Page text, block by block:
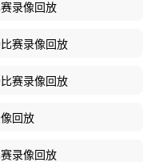
录像回放
赛录像回放
赛录像回放
回放
录像回放